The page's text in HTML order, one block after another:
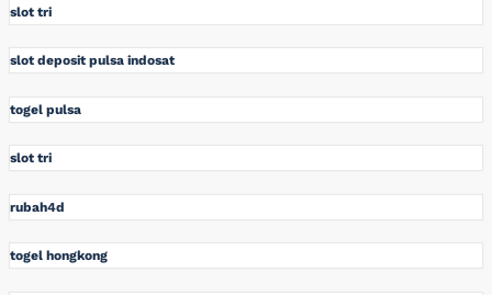
slot tri
slot deposit pulsa indosat
togel pulsa
slot tri
rubah4d
togel hongkong